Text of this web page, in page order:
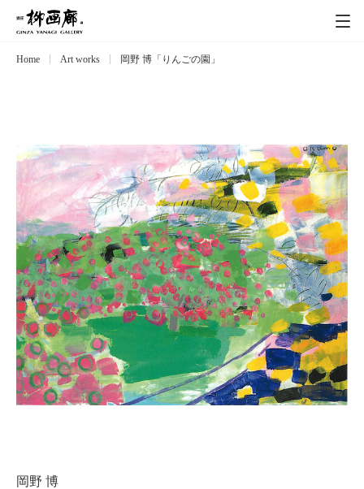
Exhibitions
Artists 作家
Art works 作品一覧
Catalog カタログ
Schedule スケジュール
About 会社案内
Contact
Home Art works 岡野 博「りんごの園」
岡野 博